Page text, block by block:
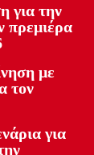
για την
πρεμιέρα
με
τον
για